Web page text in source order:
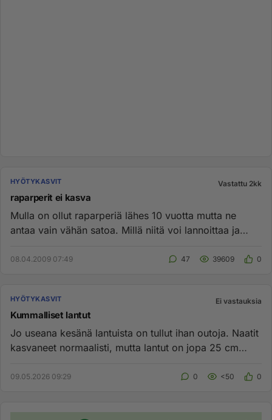
HYÖTYKASVIT Vastattu 2kk
raparperit ei kasva
Mulla on ollut raparperiä lähes 10 vuotta mutta ne
antaa vain vähän satoa. Millä niitä voi lannoittaa ja
08.04.2009 07:49 47 39609 0
HYÖTYKASVIT Ei vastauksia
Kummalliset lantut
Jo useana kesänä lantuista on tullut ihan outoja. Naatit
kasvaneet normaalisti, mutta lantut on jopa 25 cm
09.05.2026 09:29 0 <50 0